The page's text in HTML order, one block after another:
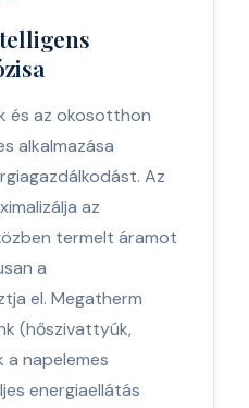
és az okosotthon
alkalmazása
Az
az
termelt áramot
a
el. Megatherm
(hőszivattyúk,
napelemes
energiaellátás